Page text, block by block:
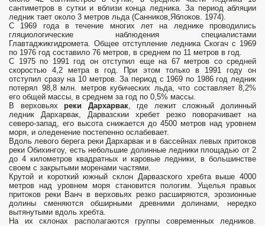
сантиметров в сутки и вблизи конца ледника. За период абляции
ледник тает около 3 метров льда (Санников,Яблоков. 1974).
С 1969 года в течение многих лет на леднике проводились
гляциологические наблюдения специалистами
Главтаджикгидромета. Общее отступление ледника Скогач с 1969
по 1976 год составило 76 метров, в среднем по 11 метров в год.
С 1975 по 1991 год он отступил еще на 67 метров со средней
скоростью 4,2 метра в год. При этом только в 1991 году он
отступил сразу на 10 метров. За период с 1969 по 1986 год ледник
потерял 98,8 млн. метров кубических льда, что составляет 8,2%
его общей массы, в среднем за год по 0,5% массы.
В верховьяхреки Дархарвак, где лежит сложный долинный
ледник Дархарвак, Дарвазскии хребет резко поворачивает на
северо-запад, его высота снижается до 4500 метров над уровнем
моря, и оледенение постепенно ослабевает.
Вдоль левого берега реки Дархарвак и в бассейнах левых притоков
реки Обихингоу, есть небольшие долинные ледники площадью от 2
до 4 километров квадратных и каровые ледники, в большинстве
своем с закрытыми моренами частями.
Крутой и короткий южный склон Дарвазского хребта выше 4000
метров над уровнем моря становится пологим. Ущелья правых
притоков реки Ванч в верховьях резко расширяются, эрозионные
долины сменяются обширными древними долинами, нередко
вытянутыми вдоль хребта.
На их склонах располагаются группы современных ледников.